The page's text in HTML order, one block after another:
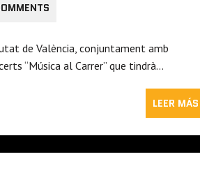
de València, conjuntament amb
“Música al Carrer” que tindrà…
LEER MÁS